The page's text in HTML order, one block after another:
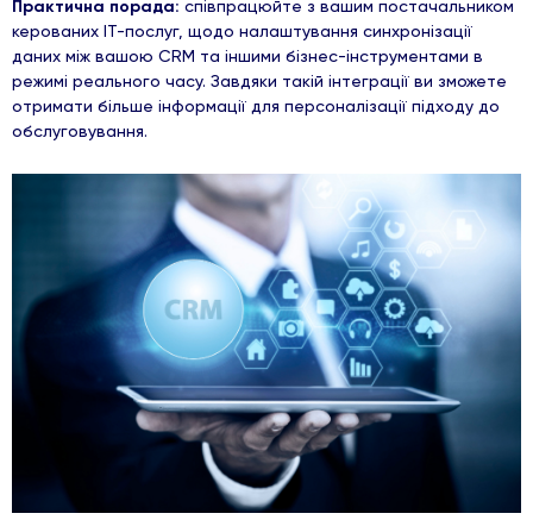
Практична порада: співпрацюйте з вашим постачальником
керованих ІТ-послуг, щодо налаштування синхронізації
даних між вашою CRM та іншими бізнес-інструментами в
режимі реального часу. Завдяки такій інтеграції ви зможете
отримати більше інформації для персоналізації підходу до
обслуговування.